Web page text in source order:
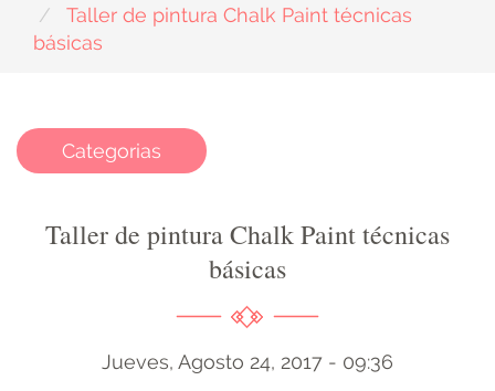
Taller de pintura Chalk Paint técnicas
básicas
Categorias
Taller de pintura Chalk Paint técnicas
básicas
Jueves, Agosto 24, 2017 - 09:36